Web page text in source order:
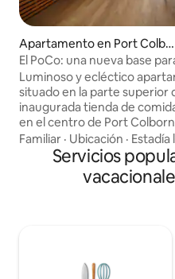
Apartamento en Port Colbo
rne
El PoCo: una nueva base
Niágara
Luminoso y ecléctico
situado en la parte superior
inaugurada tienda de
en el centro de Port
ubicación para ir en bicicleta
sendero Friendship Trail y
playa de SouthCoast. La zona comercial
hace que sea fácil caminar
relación con las mascotas. Por lo general,
Familiar · Ubicación · Estadía
Servicios